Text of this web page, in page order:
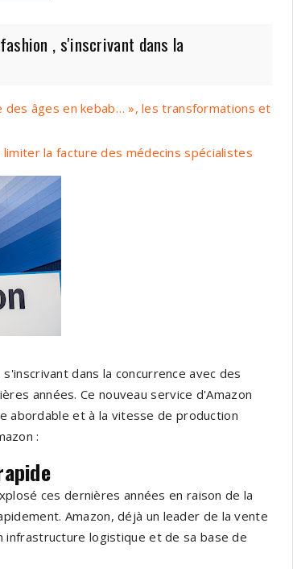
, s'inscrivant dans la
des âges en kebab… », les transformations et
la facture des médecins spécialistes
s'inscrivant dans la concurrence avec des
années. Ce nouveau service d'Amazon
abordable et à la vitesse de production
:
ces dernières années en raison de la
Amazon, déjà un leader de la vente
infrastructure logistique et de sa base de